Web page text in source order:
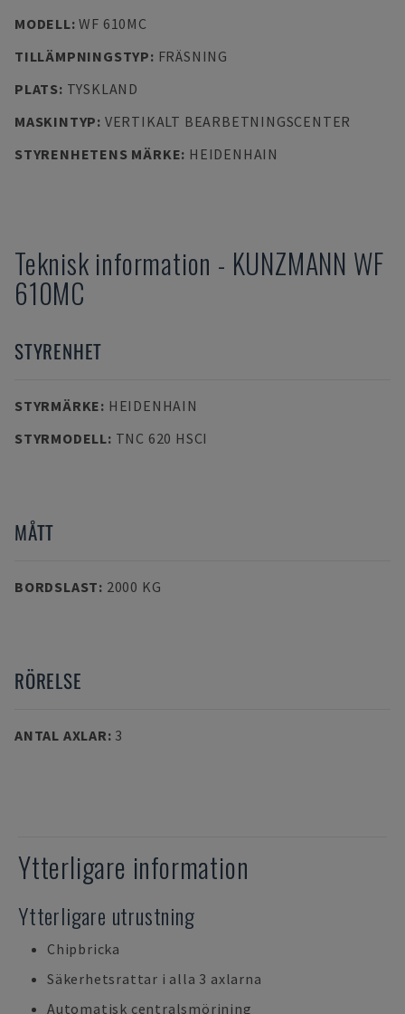
MODELL:WF 610MC
TILLÄMPNINGSTYP: FRÄSNING
PLATS: TYSKLAND
MASKINTYP: VERTIKALT BEARBETNINGSCENTER
STYRENHETENS MÄRKE: HEIDENHAIN
Teknisk information - KUNZMANN WF
610MC
STYRENHET
STYRMÄRKE: HEIDENHAIN
STYRMODELL: TNC 620 HSCI
MÅTT
BORDSLAST: 2000 KG
RÖRELSE
ANTAL AXLAR: 3
Ytterligare information
Ytterligare utrustning
Chipbricka
Säkerhetsrattar i alla 3 axlarna
Automatisk centralsmörjning